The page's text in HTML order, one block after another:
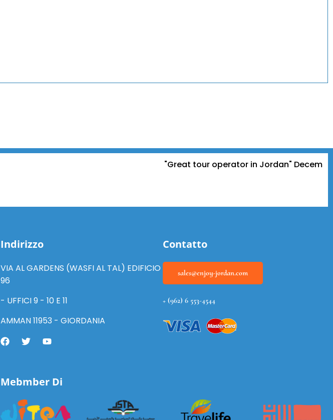
"Great tour operator in Jordan" December 11,
Indirizzo
VIA AL GARDENS (WASFI AL TAL) EDIFICIO
96
- UFFICI 9 - 10 E 11
AMMAN 11953 - GIORDANIA
Contatto
sales@enjoy-jordan.com
+ (962) 6 553-4544
Mebmber Di